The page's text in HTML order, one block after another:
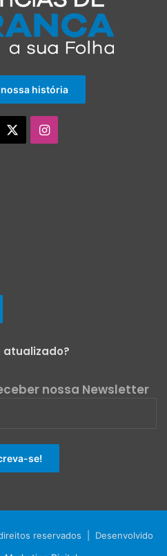
história
Instagram
atualizado?
nossa Newsletter
reservados | Desenvolvido